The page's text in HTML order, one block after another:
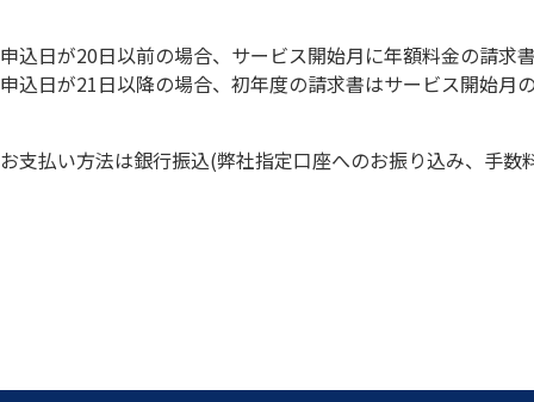
申込日が20日以前の場合、サービス開始月に年額料金の請求
申込日が21日以降の場合、初年度の請求書はサービス開始月
お支払い方法は銀行振込(弊社指定口座へのお振り込み、手数